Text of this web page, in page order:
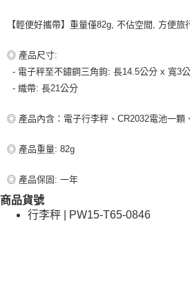
【輕便好攜帶】重量僅82g, 不佔空間, 方便旅
◎ 產品尺寸:
- 電子秤至不鏽鋼三角鉤: 長14.5公分 x 寬3
- 織帶: 長21公分
◎ 產品內含：電子行李秤、CR2032電池一顆
◎ 產品重量: 82g
◎ 產品保固: 一年
商品貨號
行李秤 | PW15-T65-0846